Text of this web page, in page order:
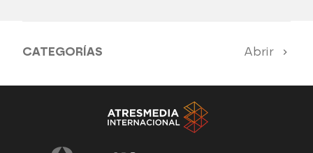
CATEGORÍAS Abrir
Antena 3 Noticias El Hormiguero
Tu cara me suena Pasapalabra